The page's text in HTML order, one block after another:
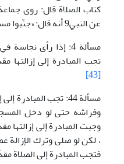
كتاب الصلاة قال: روى
عن النبي9 أنه قال: «جنّبوا مساجدكم النجاسة».
مسألة 4: إذا رأى
تجب المبادرة إلى إزالتها
[43]
مسألة 44: تجب
وفراشه حتى لو دخل
وجبت المبادرة إلى إزالتها
، لكن لو صلى وترك
فتجب المبادرة إلى الصلاة